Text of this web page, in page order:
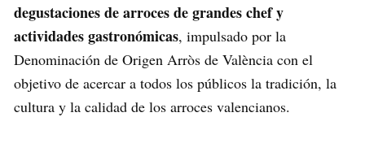
degustaciones de arroces de grandes chef y
actividades gastronómicas, impulsado por la
Denominación de Origen Arròs de València con el
objetivo de acercar a todos los públicos la tradición, la
cultura y la calidad de los arroces valencianos.